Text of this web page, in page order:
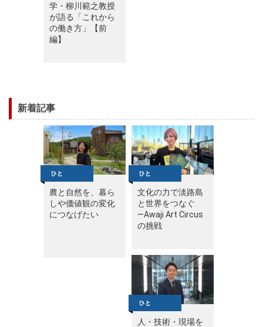
学・柳川範之教授
が語る「これから
の働き方」【前
編】
新着記事
農と自然を、暮ら
しや価値観の変化
につなげたい
文化の力で淡路島
と世界をつなぐ
—Awaji Art Circus
の挑戦
人・技術・現場を